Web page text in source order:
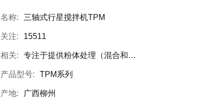
名称: 三轴式行星搅拌机TPM
关注: 15511
相关: 专注于提供粉体处理（混合和颗粒设计为主）设备,高粘高固搅拌设备,粉液自动上料系统的高端智能装备解决方案
产品型号: TPM系列
产地: 广西柳州